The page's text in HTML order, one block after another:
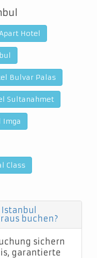
Hotel
Bulvar Palas
Sultanahmet
Imga
Class
buchen?
sichern
garantierte